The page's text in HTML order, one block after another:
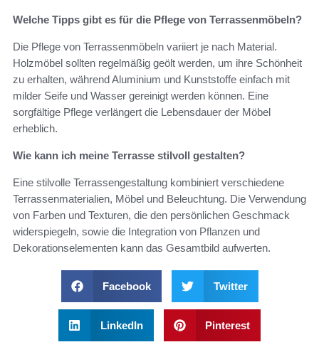
Welche Tipps gibt es für die Pflege von Terrassenmöbeln?
Die Pflege von Terrassenmöbeln variiert je nach Material.
Holzmöbel sollten regelmäßig geölt werden, um ihre Schönheit
zu erhalten, während Aluminium und Kunststoffe einfach mit
milder Seife und Wasser gereinigt werden können. Eine
sorgfältige Pflege verlängert die Lebensdauer der Möbel
erheblich.
Wie kann ich meine Terrasse stilvoll gestalten?
Eine stilvolle Terrassengestaltung kombiniert verschiedene
Terrassenmaterialien, Möbel und Beleuchtung. Die Verwendung
von Farben und Texturen, die den persönlichen Geschmack
widerspiegeln, sowie die Integration von Pflanzen und
Dekorationselementen kann das Gesamtbild aufwerten.
Facebook Twitter
LinkedIn Pinterest